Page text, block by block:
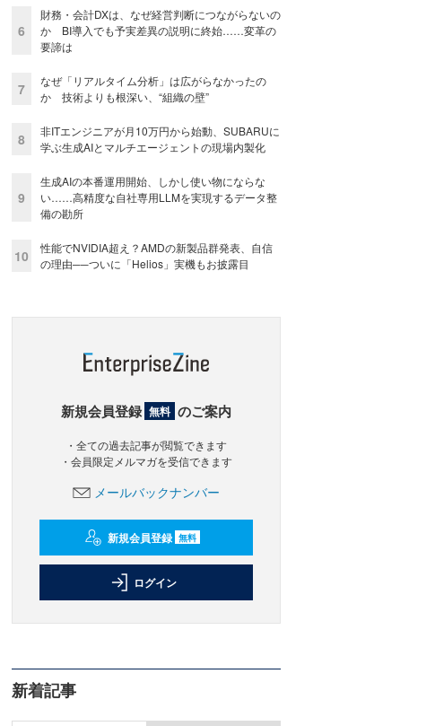
6
財務・会計DXは、なぜ経営判断につながらないの
か BI導入でも予実差異の説明に終始……変革の
要諦は
7
なぜ「リアルタイム分析」は広がらなかったの
か 技術よりも根深い、“組織の壁”
8
非ITエンジニアが月10万円から始動、SUBARUに
学ぶ生成AIとマルチエージェントの現場内製化
9
生成AIの本番運用開始、しかし使い物にならな
い……高精度な自社専用LLMを実現するデータ整
備の勘所
10
性能でNVIDIA超え？AMDの新製品群発表、自信
の理由──ついに「Helios」実機もお披露目
新規会員登録 無料 のご案内
・全ての過去記事が閲覧できます
・会員限定メルマガを受信できます
メールバックナンバー
新規会員登録 無料
ログイン
新着記事